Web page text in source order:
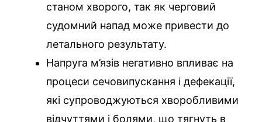
станом хворого, так як черговий
судомний напад може привести до
летального результату.
Напруга м’язів негативно впливає на
процеси сечовипускання і дефекації,
які супроводжуються хворобливими
відчуттями і болями, що тягнуть в